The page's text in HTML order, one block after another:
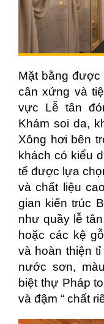
Mặt bằng được
cân xứng và
vực Lễ tân
Khám soi da,
Xông hơi bên
khách có kiểu
tế được lựa
và chất liệu
gian kiến trúc
như quầy lễ
hoặc các kệ
và hoàn thiện
nước sơn,
biệt thự Pháp
và đậm “ chất